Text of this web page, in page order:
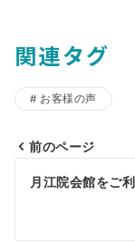
関連タグ
お客様の声
ナ
前のページ
月江院会館をご